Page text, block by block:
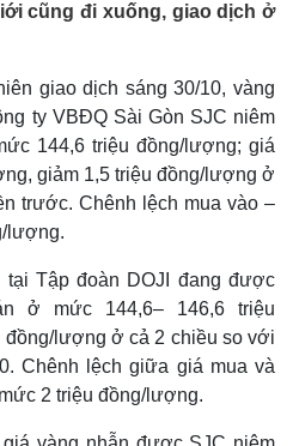
cũng đi xuống, giao dịch ở
giao dịch sáng 30/10, vàng
ty VBĐQ Sài Gòn SJC niêm
144,6 triệu đồng/lượng; giá
giảm 1,5 triệu đồng/lượng ở
trước. Chênh lệch mua vào –
lượng.
Tập đoàn DOJI đang được
ở mức 144,6– 146,6 triệu
lượng ở cả 2 chiều so với
Chênh lệch giữa giá mua và
2 triệu đồng/lượng.